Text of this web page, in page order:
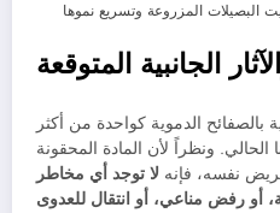
الجانبية المتوقعة
بالصفائح الدموية كواحدة من أكثر
الحالي. ونظراً لأن المادة المحقونة
نفسه، فإنه لا توجد أي مخاطر
أو رفض مناعي، أو انتقال للعدوى